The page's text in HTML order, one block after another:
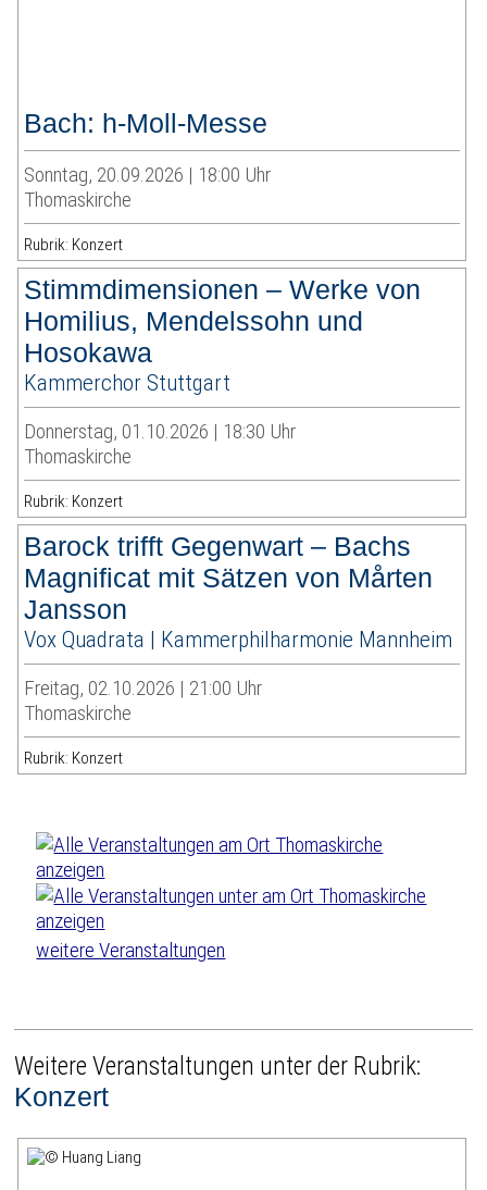
Bach: h-Moll-Messe
Sonntag, 20.09.2026 | 18:00 Uhr
Thomaskirche
Rubrik: Konzert
Stimmdimensionen – Werke von
Homilius, Mendelssohn und
Hosokawa
Kammerchor Stuttgart
Donnerstag, 01.10.2026 | 18:30 Uhr
Thomaskirche
Rubrik: Konzert
Barock trifft Gegenwart – Bachs
Magnificat mit Sätzen von Mårten
Jansson
Vox Quadrata | Kammerphilharmonie Mannheim
Freitag, 02.10.2026 | 21:00 Uhr
Thomaskirche
Rubrik: Konzert
weitere Veranstaltungen
Weitere Veranstaltungen unter der Rubrik:
Konzert